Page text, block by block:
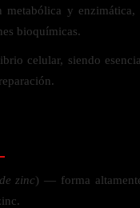
metabólica y enzimática,
bioquímicas.
celular, siendo
zinc) — forma